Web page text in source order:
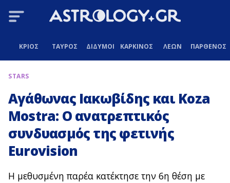
ΚΡΙΟΣ ΤΑΥΡΟΣ ΔΙΔΥΜΟΙ ΚΑΡΚΙΝΟΣ ΛΕΩΝ ΠΑΡΘΕΝΟΣ
STARS
Αγάθωνας Ιακωβίδης και Koza
Mostra: Ο ανατρεπτικός
συνδυασμός της φετινής
Εurovision
Η μεθυσμένη παρέα κατέκτησε την 6η θέση με